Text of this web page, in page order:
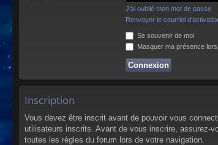
J’ai oublié mon mot de passe
Renvoyer le courriel
Se souvenir de moi
Masquer ma présence
Inscription
Vous devez être inscrit avant de pouvoir vous
utilisateurs inscrits. Avant de vous inscrire, assurez-
toutes les règles du forum lors de votre navigation.